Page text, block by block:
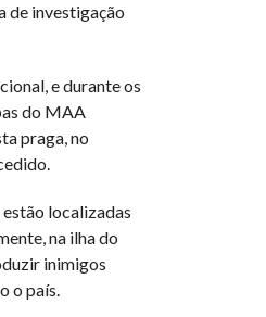
de investigação
e durante os
do MAA
praga, no
localizadas
na ilha do
inimigos
o país.